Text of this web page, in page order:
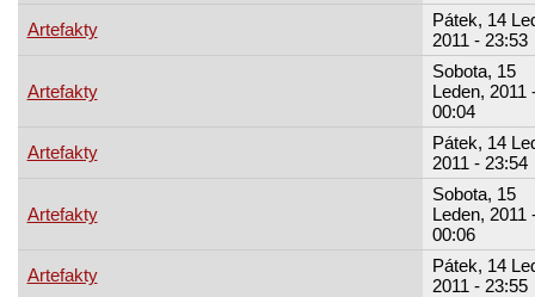
Artefakty
Pátek, 14
2011 - 23:53
Artefakty
Sobota, 15
Leden, 2011
00:04
Artefakty
Pátek, 14
2011 - 23:54
Artefakty
Sobota, 15
Leden, 2011
00:06
Artefakty
Pátek, 14
2011 - 23:55